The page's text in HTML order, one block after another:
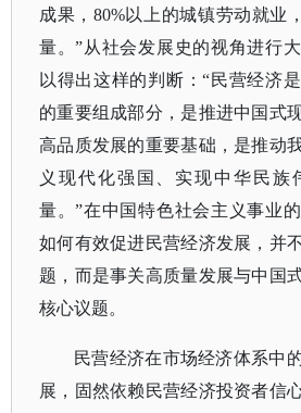
成果，80%以上的城镇劳动就业
量。”从社会发展史的视角进行
以得出这样的判断：“民营经济
的重要组成部分，是推进中国式
高品质发展的重要基础，是推动
义现代化强国、实现中华民族
量。”在中国特色社会主义事业
如何有效促进民营经济发展，并
题，而是事关高质量发展与中国
核心议题。
民营经济在市场经济体系中
展，固然依赖民营经济投资者信